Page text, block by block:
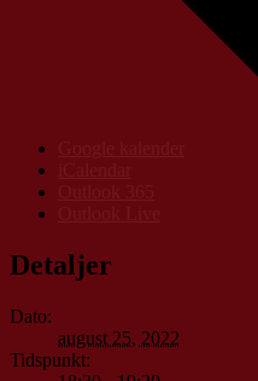
Detaljer
Dato:
august 25, 2022
Tidspunkt: